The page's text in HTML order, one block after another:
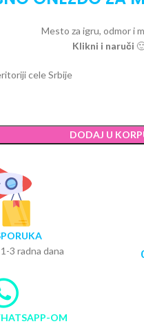
Mesto za igru, odmor i
Klikni i naruči
cele Srbije
DODAJ U
3 radna dana
OM